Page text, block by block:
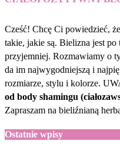
Cześć! Chcę Ci powiedzieć,
takie, jakie są. Bielizna jest
przyjemniej. Rozmawiamy o
da im najwygodniejszą i
rozmiarze, stylu i kolorze.
od body shamingu
Zapraszam na bieliźnianą
Ostatnie wpisy